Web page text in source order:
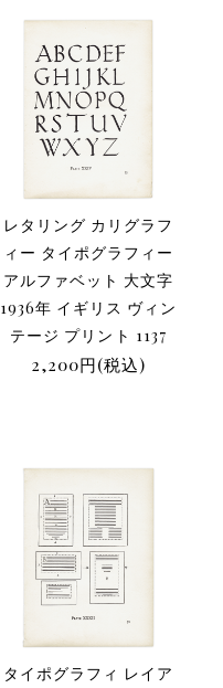
レタリング カリグラフ
ィー タイポグラフィー
アルファベット 大文字
1936年 イギリス ヴィン
テージ プリント 1137
2,200円(税込)
タイポグラフィ レイア